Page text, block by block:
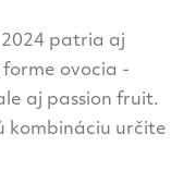
patria aj
ovocia -
aj passion fruit.
kombináciu určite